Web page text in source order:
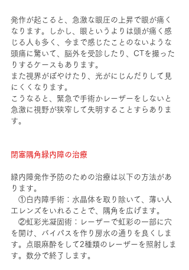
発作が起こると、急激な眼圧の上昇で眼が痛く
なります。しかし、眼というよりは頭が痛く感
じる人も多く、今まで感じたことのないような
頭痛に驚いて、脳外を受診したり、CTを撮った
りするケースもあります。
また視界がぼやけたり、光がにじんだりして見
にくくなります。
こうなると、緊急で手術かレーザーをしないと
急激に視野が狭窄して失明することすらありま
す。
閉塞隅角緑内障の治療
緑内障発作予防のための治療は以下の方法があ
ります。
①白内障手術：水晶体を取り除いて、薄い人
工レンズをいれることで、隅角を広げます。
②虹彩光凝固術：レーザーで虹彩の一部に穴
を開け、バイパスを作り房水の通りを良くしま
す。点眼麻酔をして2種類のレーザーを照射しま
す。数分で終了します。